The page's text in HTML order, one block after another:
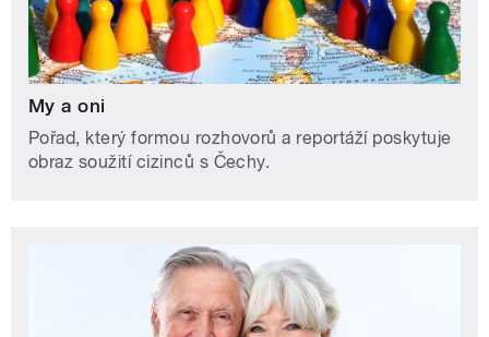
My a oni
Pořad, který formou rozhovorů a reportáží poskytuje
obraz soužití cizinců s Čechy.